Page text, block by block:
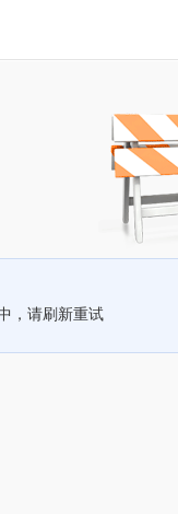
，请刷新重试